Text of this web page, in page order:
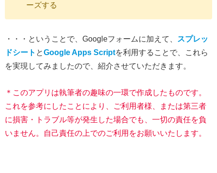
ーズする
・・・ということで、Googleフォームに加えて、
スプレッ
ドシート とGoogle Apps Scriptを利用することで、これら
を実現してみましたので、紹介させていただきます。
＊このアプリは執筆者の趣味の一環で作成したものです。
これを参考にしたことにより、ご利用者様、または第三者
に損害・トラブル等が発生した場合でも、一切の責任を負
いません。自己責任の上でのご利用をお願いいたします。